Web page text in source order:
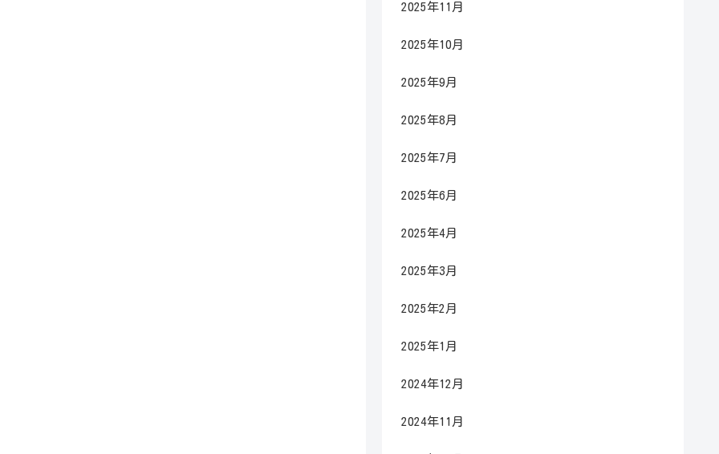
2025年11月
2025年10月
2025年9月
2025年8月
2025年7月
2025年6月
2025年4月
2025年3月
2025年2月
2025年1月
2024年12月
2024年11月